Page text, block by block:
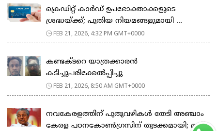
ക്രെഡിറ്റ് കാർഡ് ഉപഭോക്താക്കളുടെ
ശ്രദ്ധയ്ക്ക്; പുതിയ നിയമങ്ങളുമായി ...
FEB 21, 2026, 4:32 PM GMT+0000
കണ്ടക്ടറെ യാത്രക്കാരൻ
കടിച്ചുപരിക്കേൽപ്പിച്ചു
FEB 21, 2026, 8:50 AM GMT+0000
നവകേരളത്തിന് പുതുവഴികൾ തേടി അഞ്ചാം
കേരള പഠനകോൺഗ്രസിന് തുടക്കമായി; മ...